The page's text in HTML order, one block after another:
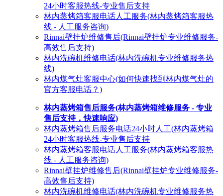
24小时客服热线-专业售后支持
林内蒸烤箱客服电话人工服务(林内蒸烤箱客服热
线 - 人工服务咨询)
Rinnai壁挂炉维修售后(Rinnai壁挂炉专业维修服务-
高效售后支持)
林内洗碗机维修电话(林内洗碗机专业维修服务热
线)
林内煤气灶客服中心(如何快速找到林内煤气灶的
官方客服电话？)
林内蒸烤箱售后服务(林内蒸烤箱维修服务 - 专业
售后支持，快速响应)
林内蒸烤箱售后服务电话24小时人工(林内蒸烤箱
24小时客服热线-专业售后支持
林内蒸烤箱客服电话人工服务(林内蒸烤箱客服热
线 - 人工服务咨询)
Rinnai壁挂炉维修售后(Rinnai壁挂炉专业维修服务-
高效售后支持)
林内洗碗机维修电话(林内洗碗机专业维修服务热